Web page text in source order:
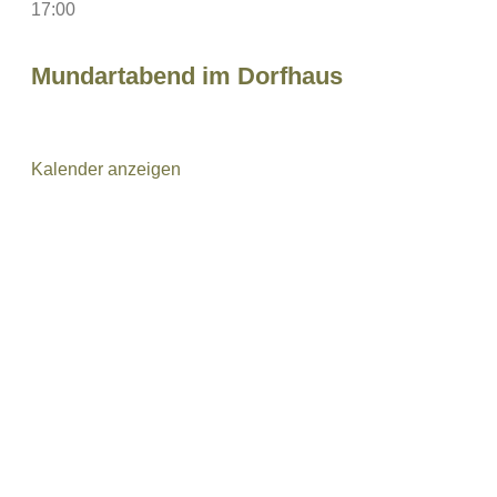
17:00
Mundartabend im Dorfhaus
Kalender anzeigen